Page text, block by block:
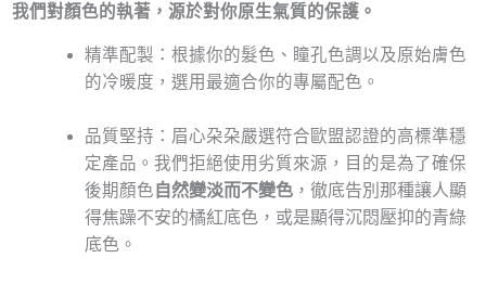
我們對顏色的執著，源於對你原生氣質的保護。
精準配製：根據你的髮色、瞳孔色調以及原始膚色
的冷暖度，選用最適合你的專屬配色。
品質堅持：眉心朶朶嚴選符合歐盟認證的高標準穩
定產品。我們拒絕使用劣質來源，目的是為了確保
後期顏色 自然變淡而不變色，徹底告別那種讓人顯
得焦躁不安的橘紅底色，或是顯得沉悶壓抑的青綠
底色。